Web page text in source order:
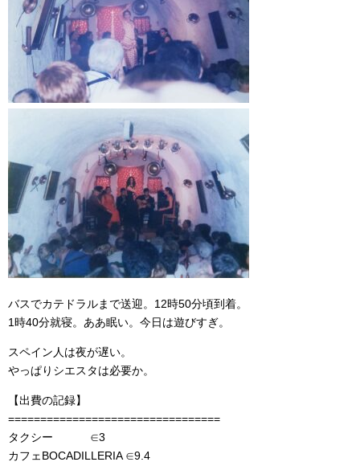
バスでカテドラルまで送迎。12時50分頃到着。
1時40分就寝。ああ眠い。今日は遊びすぎ。
スペイン人は夜が遅い。
やっぱりシエスタは必要か。
【出費の記録】
=================================
タクシー ∈3
カフェBOCADILLERIA ∈9.4